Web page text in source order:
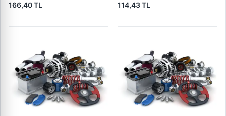
166,40 TL
114,43 TL